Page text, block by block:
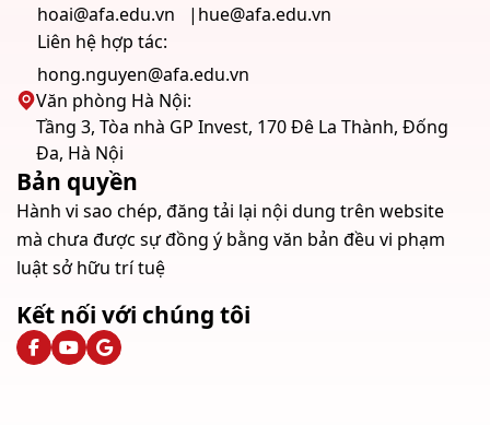
hoai@afa.edu.vn
hue@afa.edu.vn
Liên hệ hợp tác:
hong.nguyen@afa.edu.vn
Văn phòng Hà Nội:
Tầng 3, Tòa nhà GP Invest, 170 Đê La Thành, Đống
Đa, Hà Nội
Bản quyền
Hành vi sao chép, đăng tải lại nội dung trên website
mà chưa được sự đồng ý bằng văn bản đều vi phạm
luật sở hữu trí tuệ
Kết nối với chúng tôi